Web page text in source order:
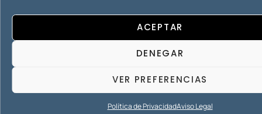
ACEPTAR
DENEGAR
VER PREFERENCIAS
Política de PrivacidadAviso Legal
Mª Ángeles Rico Zafra es abogada y fundadora de
Iurisconsultas Abogados (2011), despacho que
actualmente dirige. Administradora concursal y